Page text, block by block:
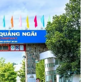
Theo Sức khoẻ